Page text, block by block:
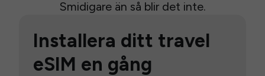
Smidigare än så blir det inte.
Installera ditt travel
eSIM en gång